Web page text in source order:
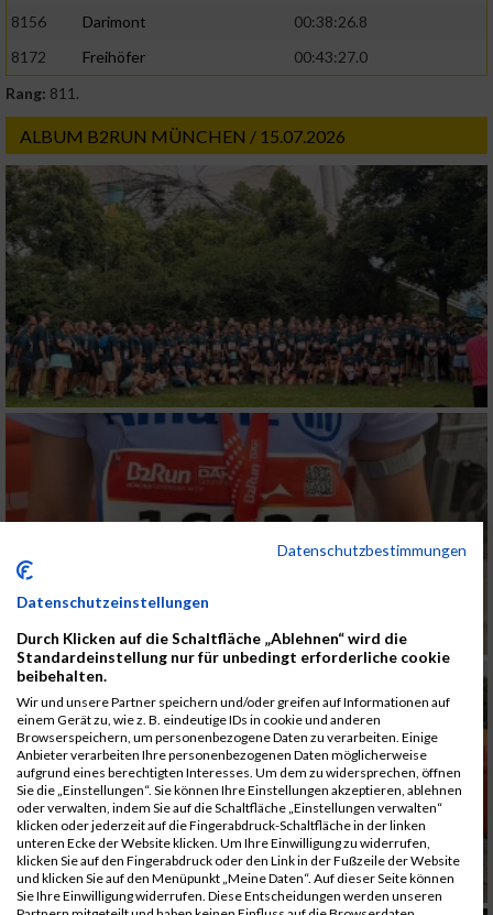
8156
Darimont
00:38:26.8
8172
Freihöfer
00:43:27.0
Rang: 811.
ALBUM B2RUN MÜNCHEN / 15.07.2026
Datenschutzbestimmungen
Datenschutzeinstellungen
Durch Klicken auf die Schaltfläche „Ablehnen“ wird die
Standardeinstellung nur für unbedingt erforderliche cookie
beibehalten.
Wir und unsere Partner speichern und/oder greifen auf Informationen auf
einem Gerät zu, wie z. B. eindeutige IDs in cookie und anderen
Browserspeichern, um personenbezogene Daten zu verarbeiten. Einige
Anbieter verarbeiten Ihre personenbezogenen Daten möglicherweise
aufgrund eines berechtigten Interesses. Um dem zu widersprechen, öffnen
Sie die „Einstellungen“. Sie können Ihre Einstellungen akzeptieren, ablehnen
oder verwalten, indem Sie auf die Schaltfläche „Einstellungen verwalten“
klicken oder jederzeit auf die Fingerabdruck-Schaltfläche in der linken
unteren Ecke der Website klicken. Um Ihre Einwilligung zu widerrufen,
klicken Sie auf den Fingerabdruck oder den Link in der Fußzeile der Website
und klicken Sie auf den Menüpunkt „Meine Daten“. Auf dieser Seite können
Sie Ihre Einwilligung widerrufen. Diese Entscheidungen werden unseren